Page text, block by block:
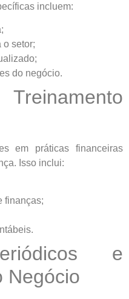
incluem:
o setor;
do negócio.
em práticas financeiras
Isso inclui:
finanças;
e
Negócio